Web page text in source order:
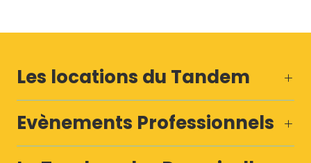
Les locations du Tandem
Evènements Professionnels